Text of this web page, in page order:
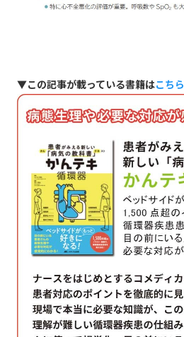
▼この記事が載っている書籍はこちら